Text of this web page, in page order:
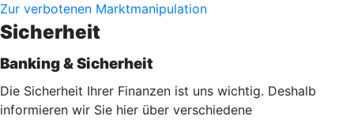
Zur verbotenen Marktmanipulation
Sicherheit
Banking & Sicherheit
Die Sicherheit Ihrer Finanzen ist uns wichtig. Deshalb
informieren wir Sie hier über verschiedene